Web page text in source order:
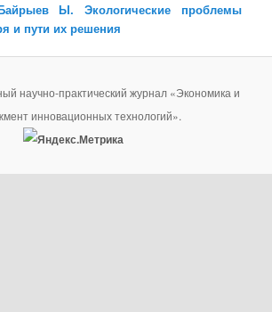
Ы. Экологические проблемы
и пути их решения
научно-практический журнал «Экономика и
инновационных технологий».